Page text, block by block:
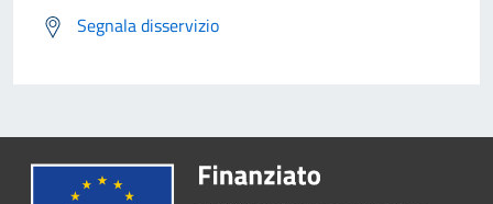
Segnala disservizio